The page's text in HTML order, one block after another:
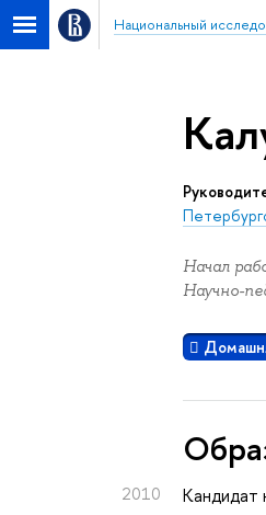
Национальный
Начал
Научно-
2010 Кандидат